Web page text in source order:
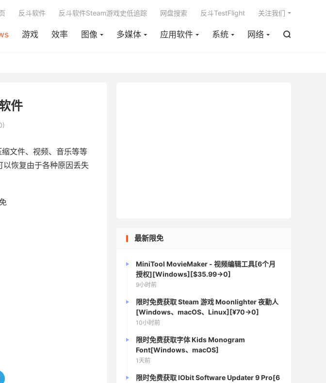
游戏 效率 图像 多媒体 应用软件 系统 网络 
反斗软件 反斗软件Steam游戏史低追踪 网盘搜索 反斗TestFlight 关注我们
件
文件、视频、音乐等等
以恢复由于各种原因丢失
最新限免
MiniTool MovieMaker - 视频编辑工具[6个月
授权][Windows][$35.99→0]
9小时前
限时免费获取 Steam 游戏 Moonlighter 夜勤人
[Windows、macOS、Linux][¥70→0]
10小时前
限时免费获取字体 Kids Monogram
Font[Windows、macOS]
1天前
限时免费获取 IObit Software Updater 9 Pro[6